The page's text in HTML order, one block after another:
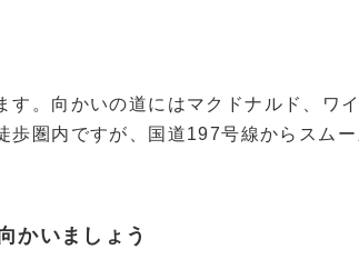
。向かいの道にはマクドナルド、ワ
圏内ですが、国道197号線からスム
かいましょう